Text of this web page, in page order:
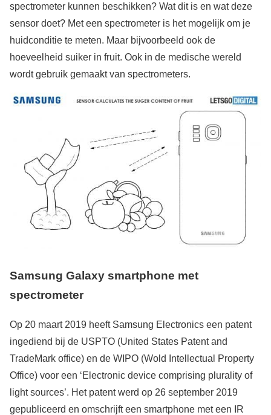
spectrometer kunnen beschikken? Wat dit is en wat deze
sensor doet? Met een spectrometer is het mogelijk om je
huidconditie te meten. Maar bijvoorbeeld ook de
hoeveelheid suiker in fruit. Ook in de medische wereld
wordt gebruik gemaakt van spectrometers.
Samsung Galaxy smartphone met
spectrometer
Op 20 maart 2019 heeft Samsung Electronics een patent
ingediend bij de USPTO (United States Patent and
TradeMark office) en de WIPO (Wold Intellectual Property
Office) voor een ‘Electronic device comprising plurality of
light sources’. Het patent werd op 26 september 2019
gepubliceerd en omschrijft een smartphone met een IR